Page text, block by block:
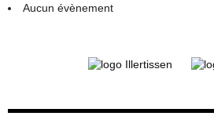
Aucun évènement